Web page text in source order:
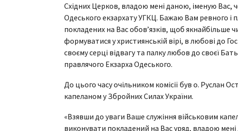
Східних Церков, владою мені даною, іменую Вас,
Одеського екзархату УГКЦ. Бажаю Вам ревного і
покладених на Вас обовʼязків, щоб якнайбільше
формуватися у християнській вірі, в любові до
своєму серці відвагу та палку любов до своєї
правлячого Екзарха Одеського.
До цього часу очільником комісії був о. Руслан
капеланом у Збройних Силах України.
«Взявши до уваги Ваше служіння військовим
виконувати покладений на Вас уряд, владою